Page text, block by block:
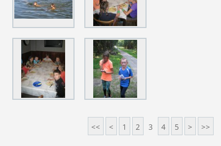
<< < 1 2 3 4 5 > >>